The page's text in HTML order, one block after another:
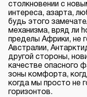
столкновении с
интереса, азарта,
будь этого
механизма, вряд ли
пределы Африки, не
Австралии,
другой стороны,
качестве опасного
зоны комфорта,
когда мы просто не
горизонтов.